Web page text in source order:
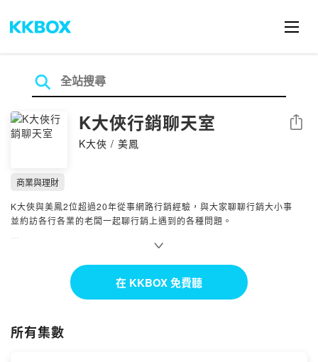
K大俠行銷聊天室
K大俠 / 美鳳
分享
商業與理財
K大俠與美鳳2位超過20年從事網路行銷經驗，與大家聊聊行銷大小事
並約訪各行各業的老闆一起聊行銷上遇到的各種問題。
kevin@leononline.com.tw
Hosting provided by SoundOn
在 KKBOX 免費聽
所有集數